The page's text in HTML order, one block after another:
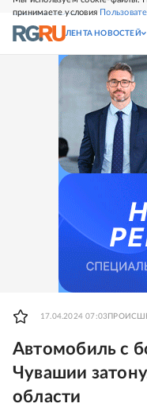
принимаете условия
СВЕЖИЙ НОМЕР
ЛЕНТА НОВОСТЕЙ
17.04.2024 07:03
Автомобиль с
Чувашии
области